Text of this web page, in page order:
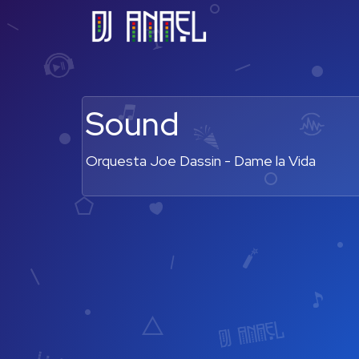
Sound
Orquesta Joe Dassin - Dame la Vida